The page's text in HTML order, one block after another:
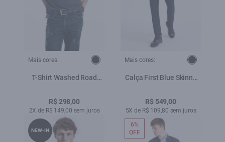
Mais cores:
T-Shirt Washed Road
R$ 298,00
2X de R$ 149,00 sem juros
Mais cores:
Calça First Blue Skinny
R$ 549,00
5X de R$ 109,80 sem juros
NEW-IN
6%
OFF